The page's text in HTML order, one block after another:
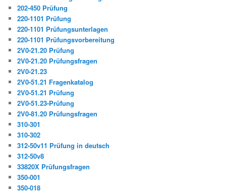
202-450 Prüfung
220-1101 Prüfung
220-1101 Prüfungsunterlagen
220-1101 Prüfungsvorbereitung
2V0-21.20 Prüfung
2V0-21.20 Prüfungsfragen
2V0-21.23
2V0-51.21 Fragenkatalog
2V0-51.21 Prüfung
2V0-51.23-Prüfung
2V0-81.20 Prüfungsfragen
310-301
310-302
312-50v11 Prüfung in deutsch
312-50v8
33820X Prüfungsfragen
350-001
350-018